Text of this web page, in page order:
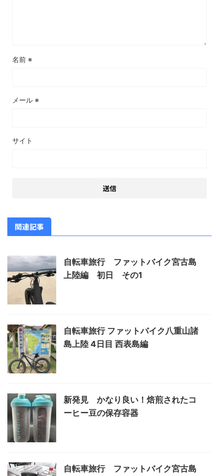
名前 ※
メール ※
サイト
関連記事
自転車旅行 ファットバイク宮古島
上陸編 初日 その1
自転車旅行 ファットバイク八重山諸
島上陸 4日目 西表島編
新発見 かなり良い！焙煎されたコ
ーヒー豆の保存容器
自転車旅行 ファットバイク宮古島